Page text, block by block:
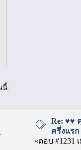
นี้:
Re: ♥♥
ครึ่งแรก
«ตอบ #1231